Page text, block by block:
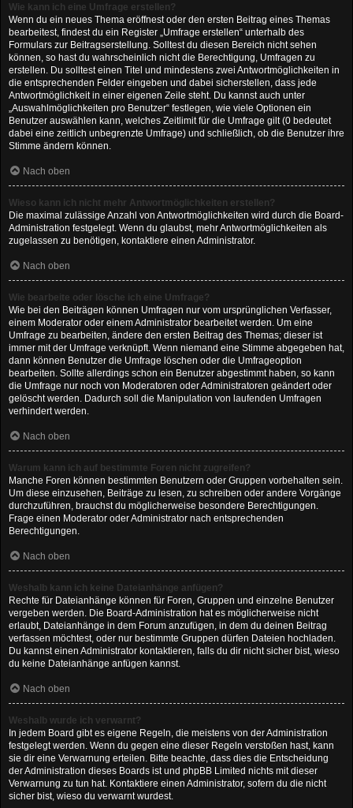
Wie kann ich eine Umfrage erstellen?
Wenn du ein neues Thema eröffnest oder den ersten Beitrag eines Themas
bearbeitest, findest du ein Register „Umfrage erstellen“ unterhalb des
Formulars zur Beitragserstellung. Solltest du diesen Bereich nicht sehen
können, so hast du wahrscheinlich nicht die Berechtigung, Umfragen zu
erstellen. Du solltest einen Titel und mindestens zwei Antwortmöglichkeiten in
die entsprechenden Felder eingeben und dabei sicherstellen, dass jede
Antwortmöglichkeit in einer eigenen Zeile steht. Du kannst auch unter
„Auswahlmöglichkeiten pro Benutzer“ festlegen, wie viele Optionen ein
Benutzer auswählen kann, welches Zeitlimit für die Umfrage gilt (0 bedeutet
dabei eine zeitlich unbegrenzte Umfrage) und schließlich, ob die Benutzer ihre
Stimme ändern können.
Nach oben
Wieso kann ich nicht mehr Antwortmöglichkeiten erstellen?
Die maximal zulässige Anzahl von Antwortmöglichkeiten wird durch die Board-
Administration festgelegt. Wenn du glaubst, mehr Antwortmöglichkeiten als
zugelassen zu benötigen, kontaktiere einen Administrator.
Nach oben
Wie bearbeite oder lösche ich eine Umfrage?
Wie bei den Beiträgen können Umfragen nur vom ursprünglichen Verfasser,
einem Moderator oder einem Administrator bearbeitet werden. Um eine
Umfrage zu bearbeiten, ändere den ersten Beitrag des Themas; dieser ist
immer mit der Umfrage verknüpft. Wenn niemand eine Stimme abgegeben hat,
dann können Benutzer die Umfrage löschen oder die Umfrageoption
bearbeiten. Sollte allerdings schon ein Benutzer abgestimmt haben, so kann
die Umfrage nur noch von Moderatoren oder Administratoren geändert oder
gelöscht werden. Dadurch soll die Manipulation von laufenden Umfragen
verhindert werden.
Nach oben
Warum kann ich auf bestimmte Foren nicht zugreifen?
Manche Foren können bestimmten Benutzern oder Gruppen vorbehalten sein.
Um diese einzusehen, Beiträge zu lesen, zu schreiben oder andere Vorgänge
durchzuführen, brauchst du möglicherweise besondere Berechtigungen.
Frage einen Moderator oder Administrator nach entsprechenden
Berechtigungen.
Nach oben
Weshalb kann ich keine Dateianhänge anfügen?
Rechte für Dateianhänge können für Foren, Gruppen und einzelne Benutzer
vergeben werden. Die Board-Administration hat es möglicherweise nicht
erlaubt, Dateianhänge in dem Forum anzufügen, in dem du deinen Beitrag
verfassen möchtest, oder nur bestimmte Gruppen dürfen Dateien hochladen.
Du kannst einen Administrator kontaktieren, falls du dir nicht sicher bist, wieso
du keine Dateianhänge anfügen kannst.
Nach oben
Weshalb wurde ich verwarnt?
In jedem Board gibt es eigene Regeln, die meistens von der Administration
festgelegt werden. Wenn du gegen eine dieser Regeln verstoßen hast, kann
sie dir eine Verwarnung erteilen. Bitte beachte, dass dies die Entscheidung
der Administration dieses Boards ist und phpBB Limited nichts mit dieser
Verwarnung zu tun hat. Kontaktiere einen Administrator, sofern du die nicht
sicher bist, wieso du verwarnt wurdest.